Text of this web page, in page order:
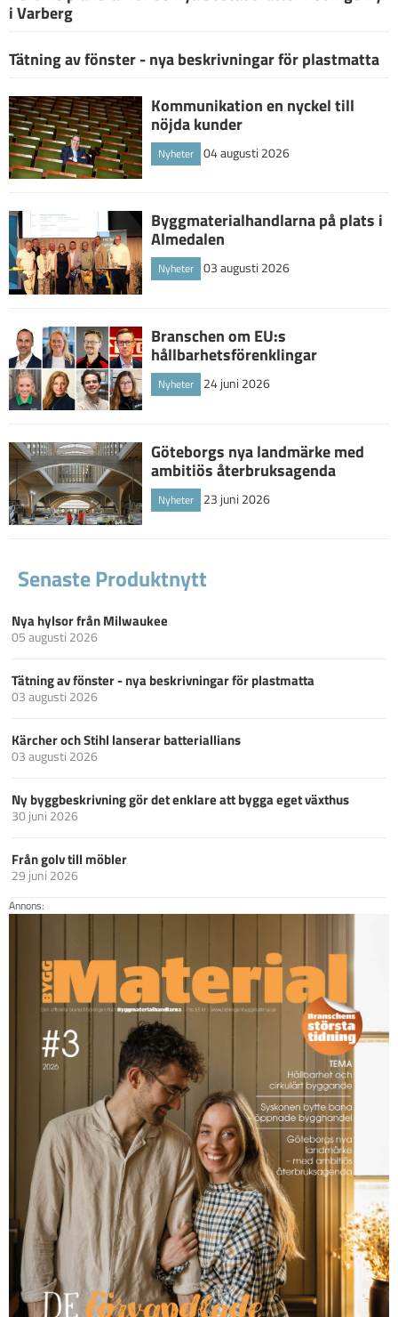
i Varberg
Tätning av fönster - nya beskrivningar för plastmatta
Kommunikation en nyckel till
nöjda kunder
Nyheter 04 augusti 2026
Byggmaterialhandlarna på plats i
Almedalen
Nyheter 03 augusti 2026
Branschen om EU:s
hållbarhetsförenklingar
Nyheter 24 juni 2026
Göteborgs nya landmärke med
ambitiös återbruksagenda
Nyheter 23 juni 2026
Senaste Produktnytt
Nya hylsor från Milwaukee
05 augusti 2026
Tätning av fönster - nya beskrivningar för plastmatta
03 augusti 2026
Kärcher och Stihl lanserar batteriallians
03 augusti 2026
Ny byggbeskrivning gör det enklare att bygga eget växthus
30 juni 2026
Från golv till möbler
29 juni 2026
Annons: